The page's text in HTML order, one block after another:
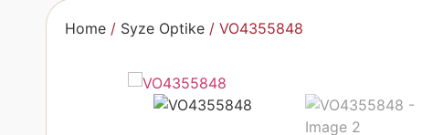
Home / Syze Optike / VO4355848